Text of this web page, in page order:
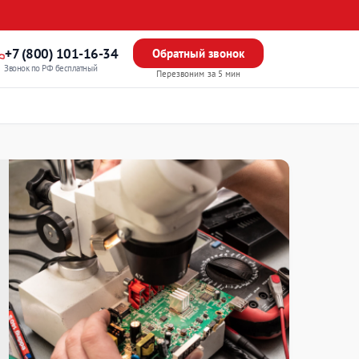
+7 (800) 101-16-34
Звонок по РФ бесплатный
Обратный звонок
Перезвоним за 5 мин